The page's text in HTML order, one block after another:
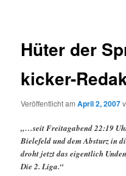
Hüter der
kicker-
Veröffentlicht amApril 2, 2007
„…seit Freitagabend 22:19
Bielefeld und dem Absturz in
droht jetzt das eigentlich
Die 2. Liga.“